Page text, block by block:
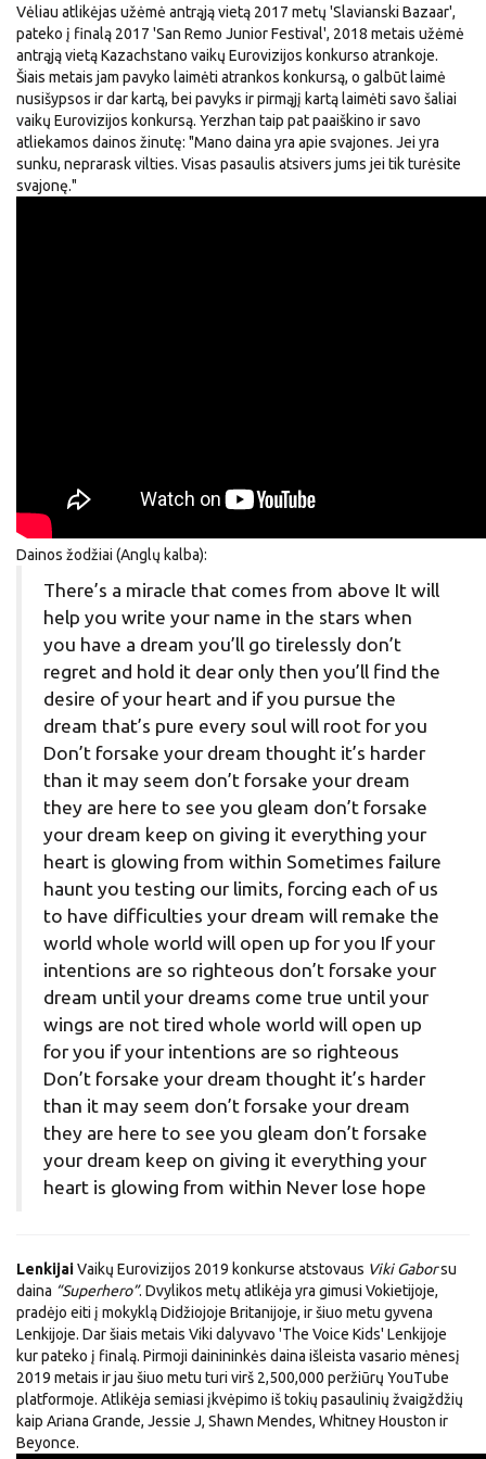
Vėliau atlikėjas užėmė antrąją vietą 2017 metų 'Slavianski Bazaar',
pateko į finalą 2017 'San Remo Junior Festival', 2018 metais užėmė
antrąją vietą Kazachstano vaikų Eurovizijos konkurso atrankoje.
Šiais metais jam pavyko laimėti atrankos konkursą, o galbūt laimė
nusišypsos ir dar kartą, bei pavyks ir pirmąjį kartą laimėti savo šaliai
vaikų Eurovizijos konkursą. Yerzhan taip pat paaiškino ir savo
atliekamos dainos žinutę: "Mano daina yra apie svajones. Jei yra
sunku, neprarask vilties. Visas pasaulis atsivers jums jei tik turėsite
svajonę."
Dainos žodžiai (Anglų kalba):
There’s a miracle that comes from above It will
help you write your name in the stars when
you have a dream you’ll go tirelessly don’t
regret and hold it dear only then you’ll find the
desire of your heart and if you pursue the
dream that’s pure every soul will root for you
Don’t forsake your dream thought it’s harder
than it may seem don’t forsake your dream
they are here to see you gleam don’t forsake
your dream keep on giving it everything your
heart is glowing from within Sometimes failure
haunt you testing our limits, forcing еach of us
to have difficulties your dream will remake the
world whole world will open up for you If your
intentions are so righteous don’t forsake your
dream until your dreams come true until your
wings are not tired whole world will open up
for you if your intentions are so righteous
Don’t forsake your dream thought it’s harder
than it may seem don’t forsake your dream
they are here to see you gleam don’t forsake
your dream keep on giving it everything your
heart is glowing from within Never lose hope
LenkijaiVaikų Eurovizijos 2019 konkurse atstovaus Viki Gaborsu
daina “Superhero”. Dvylikos metų atlikėja yra gimusi Vokietijoje,
pradėjo eiti į mokyklą Didžiojoje Britanijoje, ir šiuo metu gyvena
Lenkijoje. Dar šiais metais Viki dalyvavo 'The Voice Kids' Lenkijoje
kur pateko į finalą. Pirmoji dainininkės daina išleista vasario mėnesį
2019 metais ir jau šiuo metu turi virš 2,500,000 peržiūrų YouTube
platformoje. Atlikėja semiasi įkvėpimo iš tokių pasaulinių žvaigždžių
kaip Ariana Grande, Jessie J, Shawn Mendes, Whitney Houston ir
Beyonce.